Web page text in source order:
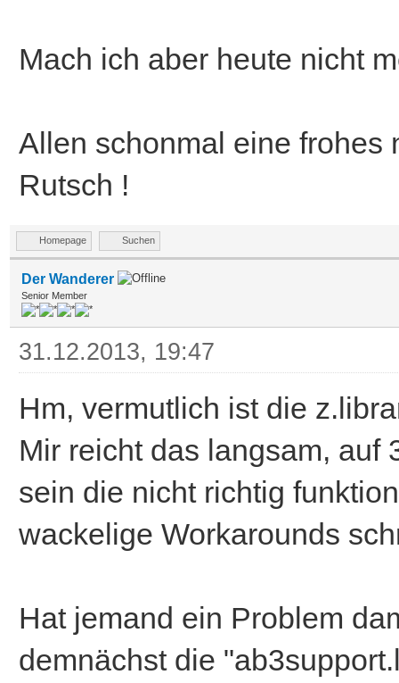
Mach ich aber heute nicht
Allen schonmal eine frohes
Rutsch !
Homepage Suchen
Der Wanderer
Senior Member
31.12.2013, 19:47
Hm, vermutlich ist die
Mir reicht das langsam, auf
sein die nicht richtig
wackelige Workarounds
Hat jemand ein Problem
demnächst die